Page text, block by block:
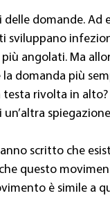
domande. Ad
angolati. Ma
la domanda più
testa rivolta in
un’altra
scritto che
questo
è simile a